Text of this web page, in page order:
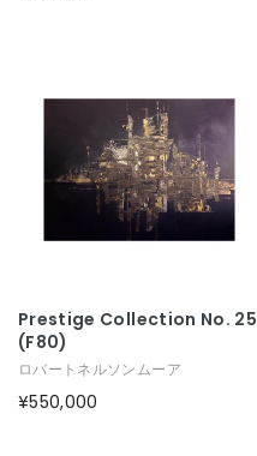
Prestige Collection No. 25
(F80)
ロバートネルソンムーア
¥550,000